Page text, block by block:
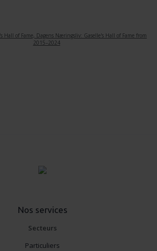
Nos services
Secteurs
Particuliers